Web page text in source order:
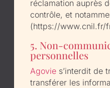
réclamation auprès
contrôle, et
(https://www.cnil.fr/
5. Non-
personnelles
Agovie s’interdit de
transférer les